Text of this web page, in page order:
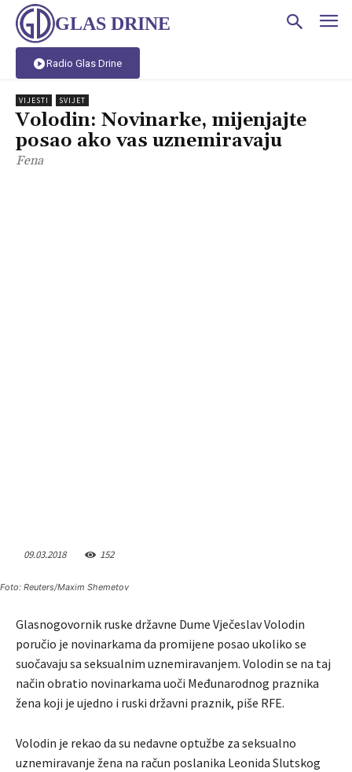
GLAS DRINE
Radio Glas Drine
VIJESTI SVIJET
Volodin: Novinarke, mijenjajte
posao ako vas uznemiravaju
Fena
09.03.2018 152
Foto: Reuters/Maxim Shemetov
Glasnogovornik ruske državne Dume Vječeslav Volodin
poručio je novinarkama da promijene posao ukoliko se
suočavaju sa seksualnim uznemiravanjem. Volodin se na taj
način obratio novinarkama uoči Međunarodnog praznika
žena koji je ujedno i ruski državni praznik, piše RFE.
Volodin je rekao da su nedavne optužbe za seksualno
uznemiravanje žena na račun poslanika Leonida Slutskog